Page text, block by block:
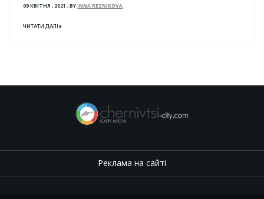
09 КВІТНЯ , 2021 ,BYINNA REZNIKOVA
ЧИТАТИ ДАЛІ
Реклама на сайті